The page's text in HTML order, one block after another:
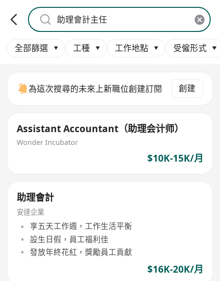
全部篩選 工種 工作地點 受僱形式
為這次搜尋的未來上新職位創建訂閱 創建
Assistant Accountant（助理会计师）
Wonder Incubator
$10K-15K/月
助理會計
安達企業
享五天工作週，工作生活平衡
設生日假，員工福利佳
發放年終花紅，獎勵員工貢獻
$16K-20K/月